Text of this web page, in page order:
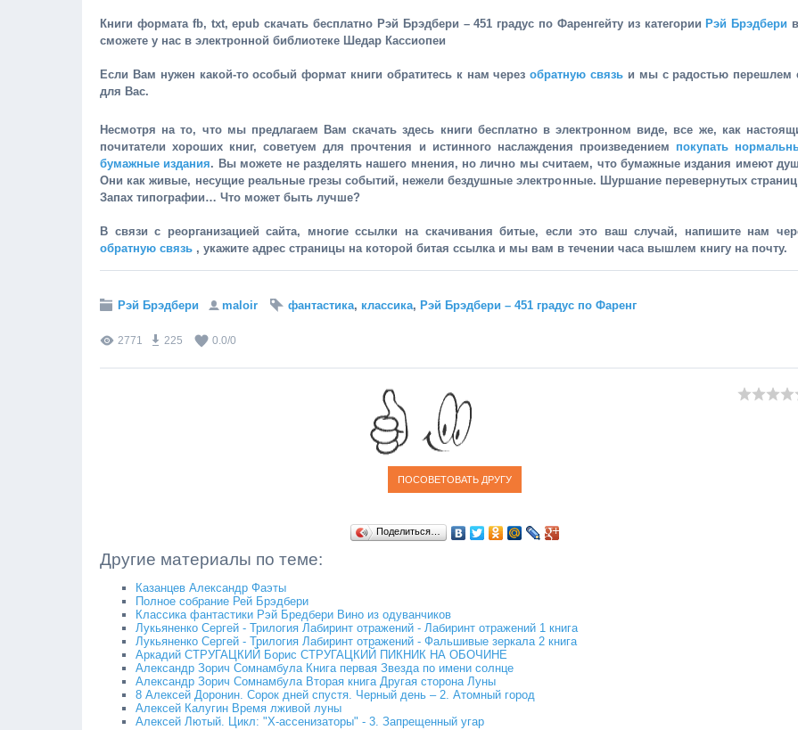
Книги формата fb, txt, epub скачать бесплатно Рэй Брэдбери – 451 градус по Фаренгейту из категории Рэй Брэдбери
сможете у нас в электронной библиотеке Шедар Кассиопеи
Если Вам нужен какой-то особый формат книги обратитесь к нам черезобратную связь и мы с радостью перешлем
для Вас.
Несмотря на то, что мы предлагаем Вам скачать здесь книги бесплатно в электронном виде, все же, как
почитатели хороших книг, советуем для прочтения и истинного наслаждения произведением покупать
бумажные издания. Вы можете не разделять нашего мнения, но лично мы считаем, что бумажные издания имеют
Они как живые, несущие реальные грезы событий, нежели бездушные электронные. Шуршание перевернутых
Запах типографии… Что может быть лучше?
В связи с реорганизацией сайта, многие ссылки на скачивания битые, если это ваш случай, напишите нам
обратную связь , укажите адрес страницы на которой битая ссылка и мы вам в течении часа вышлем книгу на почту.
Рэй Брэдбери maloir фантастика, классика, Рэй Брэдбери – 451 градус по Фаренг
2771 225 0.0/0
Поделиться…
Другие материалы по теме:
Казанцев Александр Фаэты
Полное собрание Рей Брэдбери
Классика фантастики Рэй Бредбери Вино из одуванчиков
Лукьяненко Сергей - Трилогия Лабиринт отражений - Лабиринт отражений 1 книга
Лукьяненко Сергей - Трилогия Лабиринт отражений - Фальшивые зеркала 2 книга
Аркадий СТРУГАЦКИЙ Борис СТРУГАЦКИЙ ПИКНИК НА ОБОЧИНЕ
Александр Зорич Сомнамбула Книга первая Звезда по имени солнце
Александр Зорич Сомнамбула Вторая книга Другая сторона Луны
8 Алексей Доронин. Сорок дней спустя. Черный день – 2. Атомный город
Алексей Калугин Время лживой луны
Алексей Лютый. Цикл: "Х-ассенизаторы" - 3. Запрещенный угар